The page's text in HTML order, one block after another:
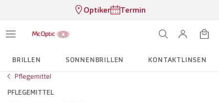
Optiker Termin
BRILLEN SONNENBRILLEN
KONTAKTLINSEN
Pflegemittel
PFLEGEMITTEL